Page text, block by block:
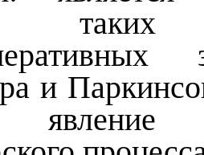
таких
и
явление